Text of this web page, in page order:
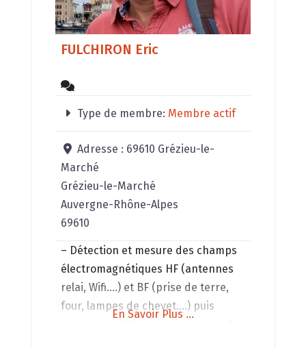
FULCHIRON Eric
Type de membre: Membre actif
Adresse : 69610 Grézieu-le-
Marché
Grézieu-le-Marché
Auvergne-Rhône-Alpes
69610
– Détection et mesure des champs
électromagnétiques HF (antennes
relai, Wifi….) et BF (prise de terre,
four, lampes de chevet….) puis
En Savoir Plus ...